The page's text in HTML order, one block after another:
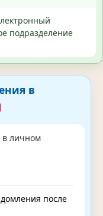
подразделение
в
в личном
после